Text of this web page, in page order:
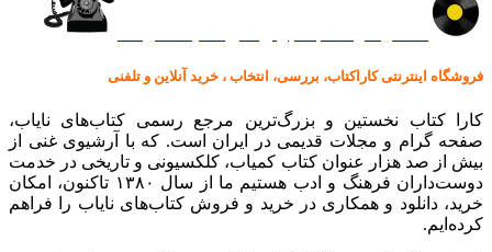
فروشگاه اینترنتی کاراکتاب، بررسی، انتخاب ، خرید آنلاین و تلفنی
کارا کتاب نخستین و بزرگ‌ترین مرجع رسمی کتاب‌های نایاب،
صفحه گرام و مجلات قدیمی در ایران است. که با آرشیوی غنی از
بیش از صد هزار عنوان کتاب کمیاب، کلکسیونی و تاریخی در خدمت
دوست‌داران فرهنگ و ادب هستیم ما از سال ۱۳۸۰ تاکنون، امکان
خرید، دانلود و همکاری در خرید و فروش کتاب‌های نایاب را فراهم
کرده‌ایم.